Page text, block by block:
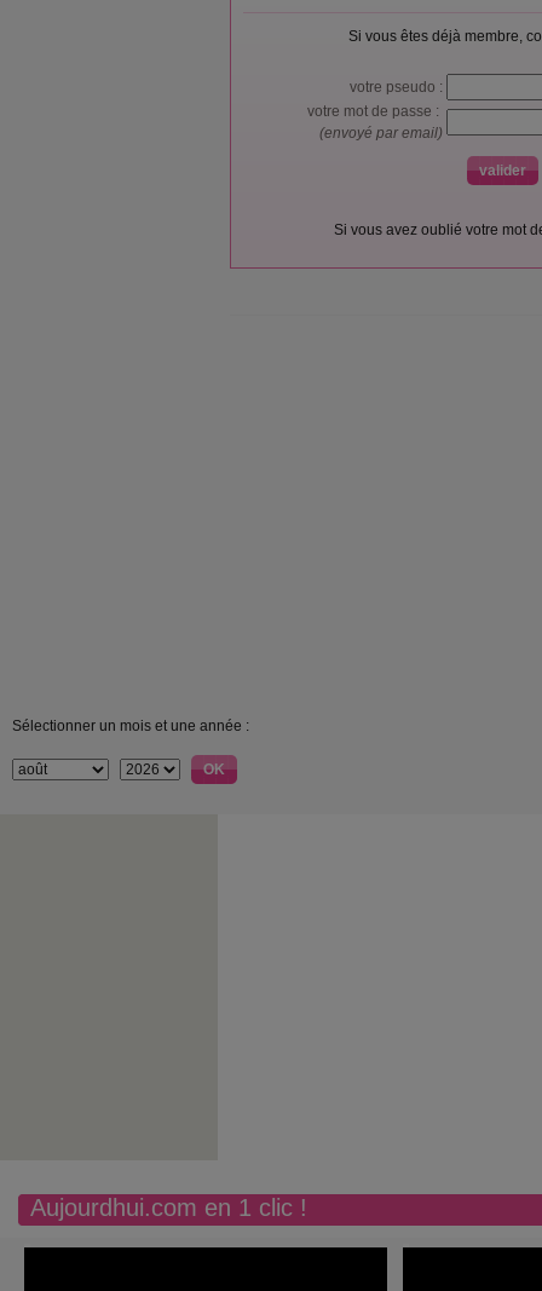
Si vous êtes déjà membre,
votre pseudo :
votre mot de passe :
(envoyé par email)
Si vous avez oublié votre mot
Sélectionner un mois et une année :
Aujourdhui.com en 1 clic !